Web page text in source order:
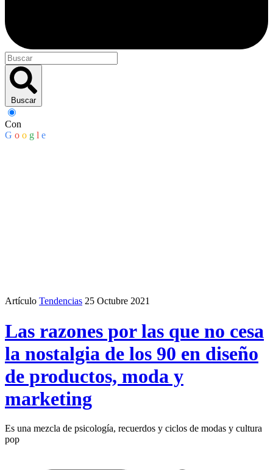
Buscar
Con
G o o g l e
Artículo Tendencias 25 Octubre 2021
Las razones por las que no cesa
la nostalgia de los 90 en diseño
de productos, moda y
marketing
Es una mezcla de psicología, recuerdos y ciclos de modas y cultura
pop